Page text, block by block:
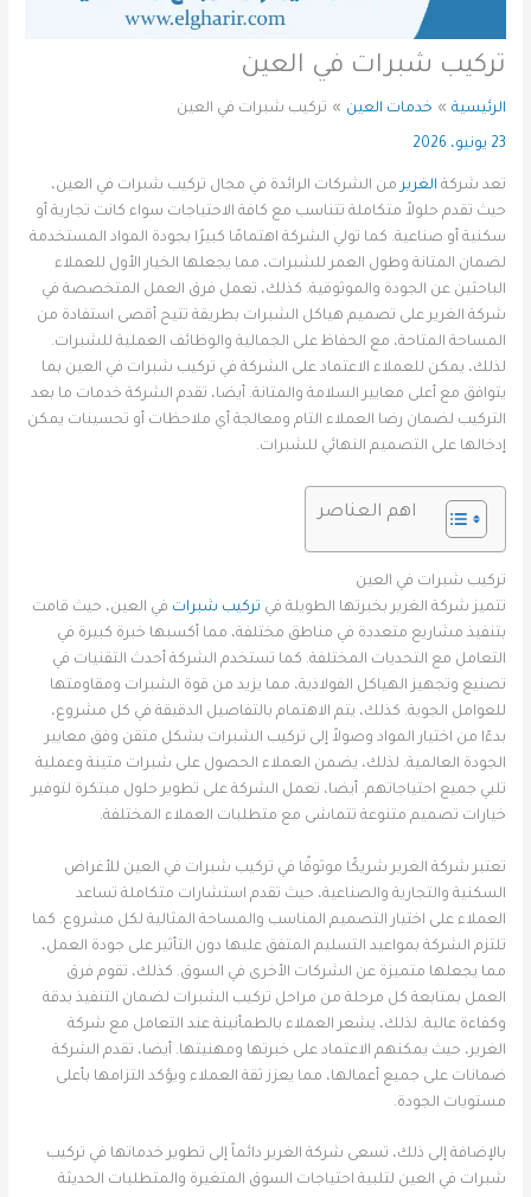
تركيب شبرات في العين
الرئيسية خدمات العين تركيب شبرات في العين
23 يونيو، 2026
تعد شركة الغريرمن الشركات الرائدة في مجال تركيب شبرات في العين،
حيث تقدم حلولاً متكاملة تتناسب مع كافة الاحتياجات سواء كانت تجارية أو
سكنية أو صناعية. كما تولي الشركة اهتمامًا كبيرًا بجودة المواد المستخدمة
لضمان المتانة وطول العمر للشبرات، مما يجعلها الخيار الأول للعملاء
الباحثين عن الجودة والموثوقية. كذلك، تعمل فرق العمل المتخصصة في
شركة الغرير على تصميم هياكل الشبرات بطريقة تتيح أقصى استفادة من
المساحة المتاحة، مع الحفاظ على الجمالية والوظائف العملية للشبرات.
لذلك، يمكن للعملاء الاعتماد على الشركة في تركيب شبرات في العين بما
يتوافق مع أعلى معايير السلامة والمتانة. أيضا، تقدم الشركة خدمات ما بعد
التركيب لضمان رضا العملاء التام ومعالجة أي ملاحظات أو تحسينات يمكن
إدخالها على التصميم النهائي للشبرات.
اهم العناصر
تركيب شبرات في العين
تتميز شركة الغرير بخبرتها الطويلة في تركيب شبرات في العين، حيث قامت
بتنفيذ مشاريع متعددة في مناطق مختلفة، مما أكسبها خبرة كبيرة في
التعامل مع التحديات المختلفة. كما تستخدم الشركة أحدث التقنيات في
تصنيع وتجهيز الهياكل الفولاذية، مما يزيد من قوة الشبرات ومقاومتها
للعوامل الجوية. كذلك، يتم الاهتمام بالتفاصيل الدقيقة في كل مشروع،
بدءًا من اختيار المواد وصولاً إلى تركيب الشبرات بشكل متقن وفق معايير
الجودة العالمية. لذلك، يضمن العملاء الحصول على شبرات متينة وعملية
تلبي جميع احتياجاتهم. أيضا، تعمل الشركة على تطوير حلول مبتكرة لتوفير
خيارات تصميم متنوعة تتماشى مع متطلبات العملاء المختلفة.
تعتبر شركة الغرير شريكًا موثوقًا في تركيب شبرات في العين للأغراض
السكنية والتجارية والصناعية، حيث تقدم استشارات متكاملة تساعد
العملاء على اختيار التصميم المناسب والمساحة المثالية لكل مشروع. كما
تلتزم الشركة بمواعيد التسليم المتفق عليها دون التأثير على جودة العمل،
مما يجعلها متميزة عن الشركات الأخرى في السوق. كذلك، تقوم فرق
العمل بمتابعة كل مرحلة من مراحل تركيب الشبرات لضمان التنفيذ بدقة
وكفاءة عالية. لذلك، يشعر العملاء بالطمأنينة عند التعامل مع شركة
الغرير، حيث يمكنهم الاعتماد على خبرتها ومهنيتها. أيضا، تقدم الشركة
ضمانات على جميع أعمالها، مما يعزز ثقة العملاء ويؤكد التزامها بأعلى
مستويات الجودة.
بالإضافة إلى ذلك، تسعى شركة الغرير دائماً إلى تطوير خدماتها في تركيب
شبرات في العين لتلبية احتياجات السوق المتغيرة والمتطلبات الحديثة